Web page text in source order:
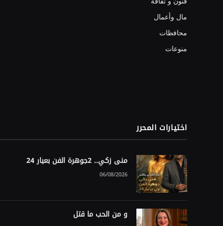
مال وأعمال
محافظات
منوعات
اختيارات المحرر
منى زكي.. 2جوهرة الفن بعيار 24
06/08/2026
و من الحب ما قتل